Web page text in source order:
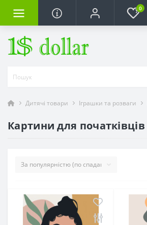
0
Дитячі товари Іграшки та розваги
Картини для початківців